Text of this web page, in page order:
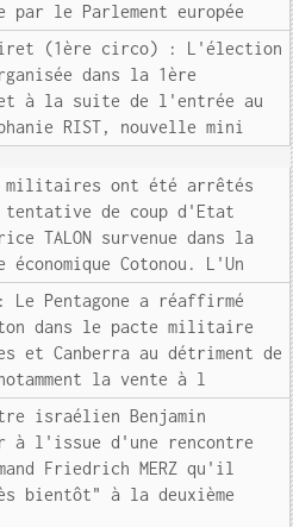
le Parlement europée
(1ère circo) : L'élection
dans la 1ère
à la suite de l'entrée au
RIST, nouvelle mini
militaires ont été arrêtés
tentative de coup d'Etat
TALON survenue dans la
Cotonou. L'Un
Pentagone a réaffirmé
dans le pacte militaire
et Canberra au détriment de
la vente à l
israélien Benjamin
à l'issue d'une rencontre
Friedrich MERZ qu'il
bientôt" à la deuxième